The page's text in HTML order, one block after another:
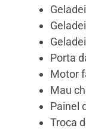
Porta
Motor
Mau
Painel
Troca